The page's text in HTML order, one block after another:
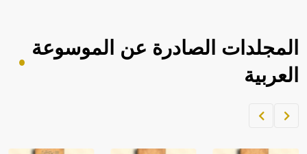
المجلدات الصادرة عن الموسوعة
العربية